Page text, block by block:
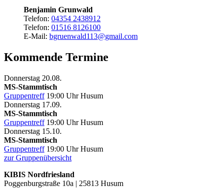
Benjamin Grunwald
Telefon: 04354 2438912
Telefon: 01516 8126100
E-Mail: bgruenwald113@gmail.com
Kommende Termine
Donnerstag 20.08.
MS-Stammtisch
Gruppentreff 19:00 Uhr Husum
Donnerstag 17.09.
MS-Stammtisch
Gruppentreff 19:00 Uhr Husum
Donnerstag 15.10.
MS-Stammtisch
Gruppentreff 19:00 Uhr Husum
zur Gruppenübersicht
KIBIS Nordfriesland
Poggenburgstraße 10a | 25813 Husum